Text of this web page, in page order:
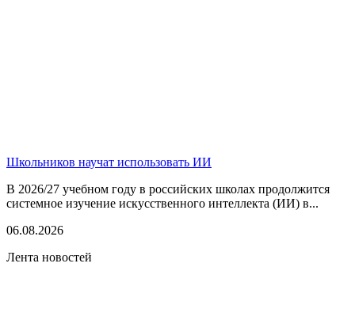
Школьников научат использовать ИИ
В 2026/27 учебном году в российских школах продолжится
системное изучение искусственного интеллекта (ИИ) в...
06.08.2026
Лента новостей